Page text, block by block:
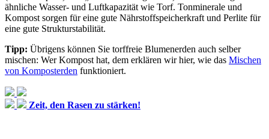
ähnliche Wasser- und Luftkapazität wie Torf. Tonminerale und
Kompost sorgen für eine gute Nährstoffspeicherkraft und Perlite für
eine gute Strukturstabilität.
Tipp: Übrigens können Sie torffreie Blumenerden auch selber
mischen: Wer Kompost hat, dem erklären wir hier, wie das Mischen
von Komposterden funktioniert.
Zeit, den Rasen zu stärken!